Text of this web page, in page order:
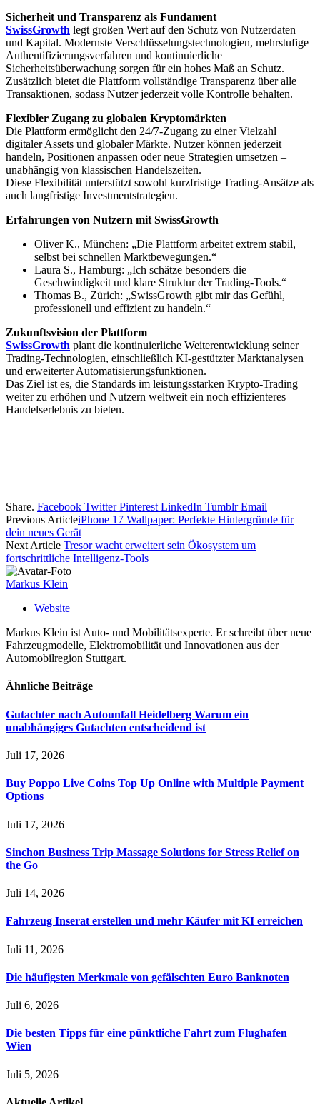
Sicherheit und Transparenz als Fundament
SwissGrowth legt großen Wert auf den Schutz von Nutzerdaten
und Kapital. Modernste Verschlüsselungstechnologien, mehrstufige
Authentifizierungsverfahren und kontinuierliche
Sicherheitsüberwachung sorgen für ein hohes Maß an Schutz.
Zusätzlich bietet die Plattform vollständige Transparenz über alle
Transaktionen, sodass Nutzer jederzeit volle Kontrolle behalten.
Flexibler Zugang zu globalen Kryptomärkten
Die Plattform ermöglicht den 24/7-Zugang zu einer Vielzahl
digitaler Assets und globaler Märkte. Nutzer können jederzeit
handeln, Positionen anpassen oder neue Strategien umsetzen –
unabhängig von klassischen Handelszeiten.
Diese Flexibilität unterstützt sowohl kurzfristige Trading-Ansätze als
auch langfristige Investmentstrategien.
Erfahrungen von Nutzern mit SwissGrowth
Oliver K., München: „Die Plattform arbeitet extrem stabil,
selbst bei schnellen Marktbewegungen.“
Laura S., Hamburg: „Ich schätze besonders die
Geschwindigkeit und klare Struktur der Trading-Tools.“
Thomas B., Zürich: „SwissGrowth gibt mir das Gefühl,
professionell und effizient zu handeln.“
Zukunftsvision der Plattform
SwissGrowth plant die kontinuierliche Weiterentwicklung seiner
Trading-Technologien, einschließlich KI-gestützter Marktanalysen
und erweiterter Automatisierungsfunktionen.
Das Ziel ist es, die Standards im leistungsstarken Krypto-Trading
weiter zu erhöhen und Nutzern weltweit ein noch effizienteres
Handelserlebnis zu bieten.
Share. Facebook Twitter Pinterest LinkedIn Tumblr Email
Previous ArticleiPhone 17 Wallpaper: Perfekte Hintergründe für
dein neues Gerät
Next Article Tresor wacht erweitert sein Ökosystem um
fortschrittliche Intelligenz-Tools
Markus Klein
Website
Markus Klein ist Auto- und Mobilitätsexperte. Er schreibt über neue
Fahrzeugmodelle, Elektromobilität und Innovationen aus der
Automobilregion Stuttgart.
Ähnliche Beiträge
Gutachter nach Autounfall Heidelberg Warum ein
unabhängiges Gutachten entscheidend ist
Juli 17, 2026
Buy Poppo Live Coins Top Up Online with Multiple Payment
Options
Juli 17, 2026
Sinchon Business Trip Massage Solutions for Stress Relief on
the Go
Juli 14, 2026
Fahrzeug Inserat erstellen und mehr Käufer mit KI erreichen
Juli 11, 2026
Die häufigsten Merkmale von gefälschten Euro Banknoten
Juli 6, 2026
Die besten Tipps für eine pünktliche Fahrt zum Flughafen
Wien
Juli 5, 2026